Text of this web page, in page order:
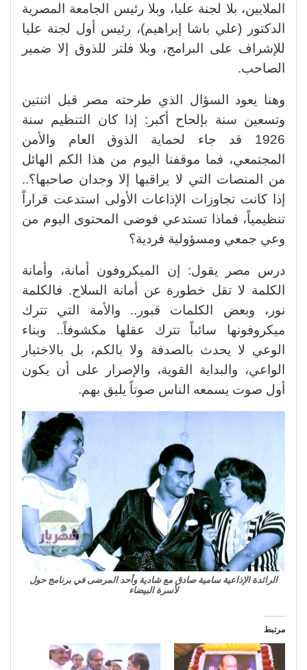
الملايين، بلا لجنة عليا، وبلا رئيس الجامعة المصرية
الدكتور (علي باشا إبراهيم)، رئيس أول لجنة عليا
للإشراف على البرامج، وبلا فلتر للذوق إلا ضمير
الصاحب.
وهنا يعود السؤال الذي طرحته مصر قبل اثنتين
وتسعين سنة بإلحاح أكبر: إذا كان التنظيم سنة
1926 قد جاء لحماية الذوق العام والأمن
المجتمعي، فما موقفنا اليوم من هذا الكم الهائل
من المنصات التي لا يراقبها إلا وجدان صاحبها؟..
إذا كانت تجاوزات الإذاعات الأولى استدعت قراراً
تنظيمياً، فماذا تستدعي فوضى المحتوى اليوم من
وعي جمعي ومسؤولية فردية؟
درس مصر يقول: إن الميكروفون أمانة، وأمانة
الكلمة لا تقل خطورة عن أمانة السلاح. فالكلمة
نور، وبعض الكلمات قبور.. والأمة التي تترك
ميكروفونها سائباً تترك عقلها مكشوفاً.. وبناء
الوعي لا يحدث بالصدفة ولا بالكم، بل بالاختيار
الواعي، والبداية القوية، والإصرار على أن يكون
أول صوت يسمعه الناس صوتاً يليق بهم.
الرائدة الإذاعية سامية صادق مع شادية وأحد المرضى في برنامج حول
لأسرة البيضاء
مرتبط